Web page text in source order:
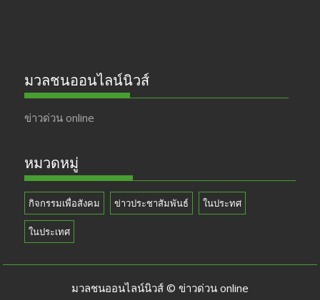
มวลชนออนไลน์นิวส์
ข่าวด่วน online
หมวดหมู่
กิจกรรมเพื่อสังคม ข่าวประชาสัมพันธ์ ในประทศ
ในประเทศ
มวลชนออนไลน์นิวส์ © ข่าวด่วน online